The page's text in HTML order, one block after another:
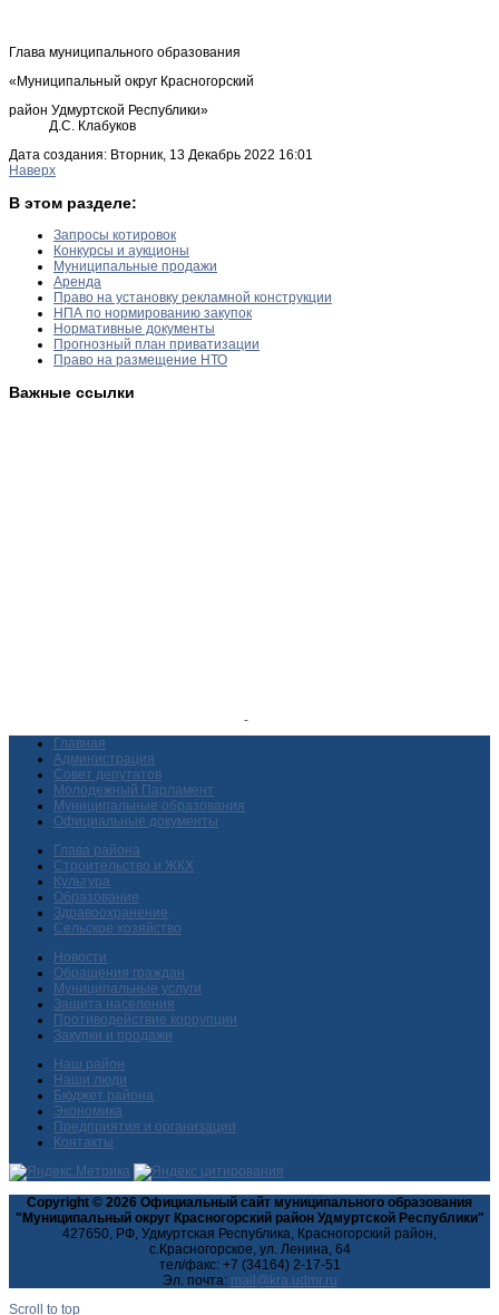
Глава муниципального образования
«Муниципальный округ Красногорский
район Удмуртской Республики»
Д.С. Клабуков
Дата создания: Вторник, 13 Декабрь 2022 16:01
Наверх
В этом разделе:
Запросы котировок
Конкурсы и аукционы
Муниципальные продажи
Аренда
Право на установку рекламной конструкции
НПА по нормированию закупок
Нормативные документы
Прогнозный план приватизации
Право на размещение НТО
Важные ссылки
Главная
Администрация
Совет депутатов
Молодежный Парламент
Муниципальные образования
Официальные документы
Глава района
Строительство и ЖКХ
Культура
Образование
Здравоохранение
Сельское хозяйство
Новости
Обращения граждан
Муниципальные услуги
Защита населения
Противодействие коррупции
Закупки и продажи
Наш район
Наши люди
Бюджет района
Экономика
Предприятия и организации
Контакты
Copyright © 2026 Официальный сайт муниципального образования
"Муниципальный округ Красногорский район Удмуртской Республики"
427650, РФ, Удмуртская Республика, Красногорский район,
с.Красногорское, ул. Ленина, 64
тел/факс: +7 (34164) 2-17-51
Эл. почта:
Scroll to top